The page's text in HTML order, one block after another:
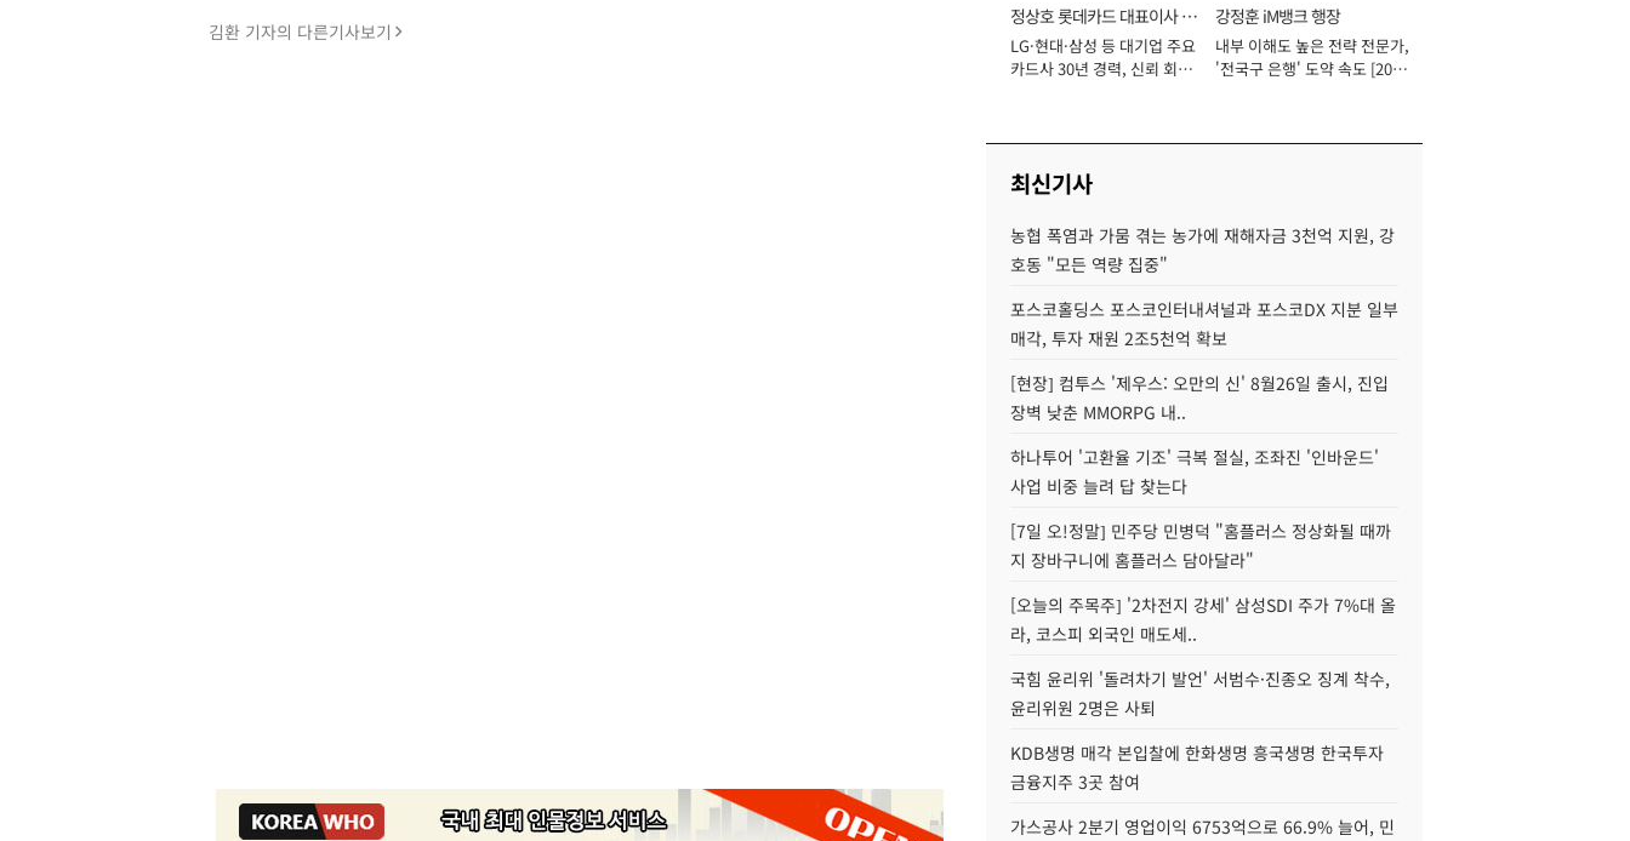
김환 기자의 다른기사보기
정상호 롯데카드 대표이사 사
장
LG·현대·삼성 등 대기업 주요
카드사 30년 경력, 신뢰 회복
강정훈 iM뱅크 행장
내부 이해도 높은 전략 전문가,
'전국구 은행' 도약 속도 [2026
최신기사
농협 폭염과 가뭄 겪는 농가에 재해자금 3천억 지원, 강
호동 "모든 역량 집중"
포스코홀딩스 포스코인터내셔널과 포스코DX 지분 일부
매각, 투자 재원 2조5천억 확보
[현장] 컴투스 '제우스: 오만의 신' 8월26일 출시, 진입
장벽 낮춘 MMORPG 내..
하나투어 '고환율 기조' 극복 절실, 조좌진 '인바운드'
사업 비중 늘려 답 찾는다
[7일 오!정말] 민주당 민병덕 "홈플러스 정상화될 때까
지 장바구니에 홈플러스 담아달라"
[오늘의 주목주] '2차전지 강세' 삼성SDI 주가 7%대 올
라, 코스피 외국인 매도세..
국힘 윤리위 '돌려차기 발언' 서범수·진종오 징계 착수,
윤리위원 2명은 사퇴
KDB생명 매각 본입찰에 한화생명 흥국생명 한국투자
금융지주 3곳 참여
가스공사 2분기 영업이익 6753억으로 66.9% 늘어, 민